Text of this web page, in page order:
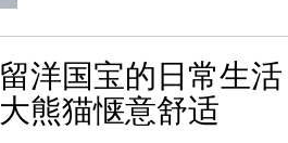
留洋国宝的日常生
大熊猫惬意舒适